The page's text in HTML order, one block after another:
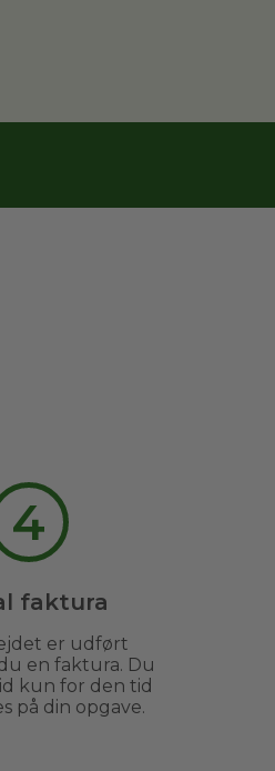
4
faktura
er udført
en faktura. Du
kun for den tid
på din opgave.